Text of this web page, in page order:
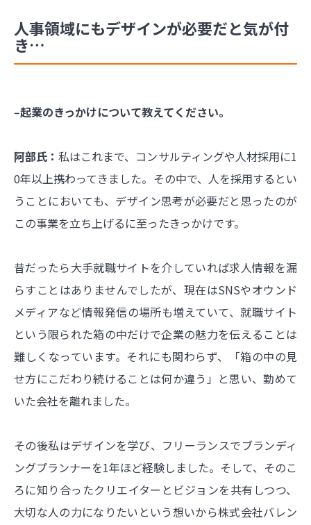
人事領域にもデザインが必要だと気が付
き…
‒起業のきっかけについて教えてください。
阿部氏：私はこれまで、コンサルティングや人材採用に1
0年以上携わってきました。その中で、人を採用するとい
うことにおいても、デザイン思考が必要だと思ったのが
この事業を立ち上げるに至ったきっかけです。
昔だったら大手就職サイトを介していれば求人情報を漏
らすことはありませんでしたが、現在はSNSやオウンド
メディアなど情報発信の場所も増えていて、就職サイト
という限られた箱の中だけで企業の魅力を伝えることは
難しくなっています。それにも関わらず、「箱の中の見
せ方にこだわり続けることは何か違う」と思い、勤めて
いた会社を離れました。
その後私はデザインを学び、フリーランスでブランディ
ングプランナーを1年ほど経験しました。そして、そのこ
ろに知り合ったクリエイターとビジョンを共有しつつ、
大切な人の力になりたいという想いから株式会社バレン